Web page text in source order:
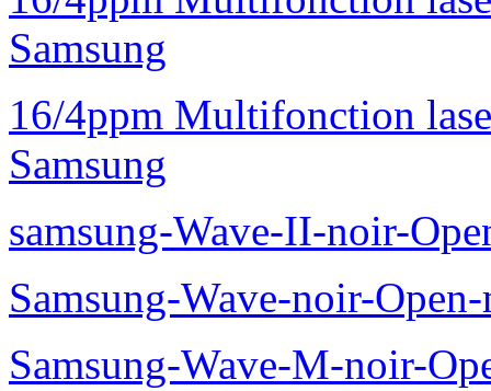
Samsung
16/4ppm Multifonction
Samsung
samsung-Wave-II-noir-
Samsung-Wave-noir-
Samsung-Wave-M-noir-